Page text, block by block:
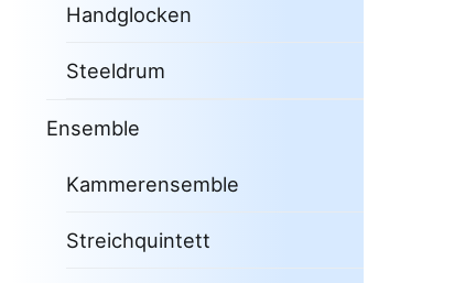
Handglocken
Steeldrum
Ensemble
Kammerensemble
Streichquintett